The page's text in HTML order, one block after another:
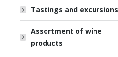
Tastings and excursions
Assortment of wine
products